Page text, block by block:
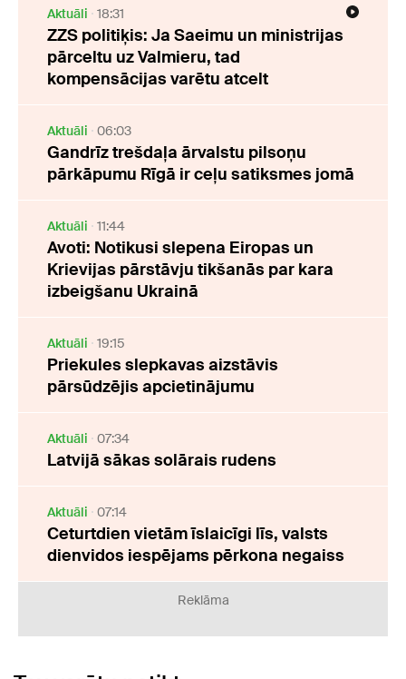
Aktuāli 18:31
ZZS politiķis: Ja Saeimu un ministrijas
pārceltu uz Valmieru, tad
kompensācijas varētu atcelt
Aktuāli 06:03
Gandrīz trešdaļa ārvalstu pilsoņu
pārkāpumu Rīgā ir ceļu satiksmes jomā
Aktuāli 11:44
Avoti: Notikusi slepena Eiropas un
Krievijas pārstāvju tikšanās par kara
izbeigšanu Ukrainā
Aktuāli 19:15
Priekules slepkavas aizstāvis
pārsūdzējis apcietinājumu
Aktuāli 07:34
Latvijā sākas solārais rudens
Aktuāli 07:14
Ceturtdien vietām īslaicīgi līs, valsts
dienvidos iespējams pērkona negaiss
Reklāma